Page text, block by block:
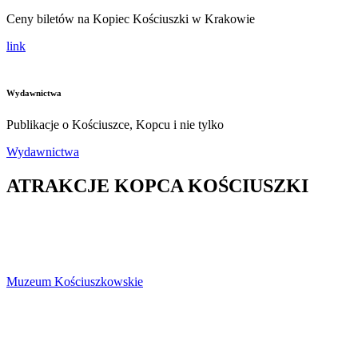
Ceny biletów na Kopiec Kościuszki w Krakowie
link
Wydawnictwa
Publikacje o Kościuszce, Kopcu i nie tylko
Wydawnictwa
ATRAKCJE KOPCA KOŚCIUSZKI
Muzeum Kościuszkowskie